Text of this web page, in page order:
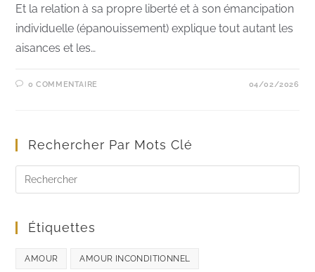
Et la relation à sa propre liberté et à son émancipation
individuelle (épanouissement) explique tout autant les
aisances et les…
0 COMMENTAIRE 04/02/2026
Rechercher Par Mots Clé
Étiquettes
AMOUR AMOUR INCONDITIONNEL